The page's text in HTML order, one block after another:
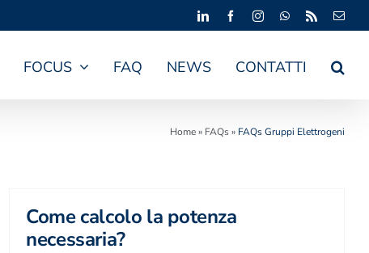
LinkedInFacebookInstagramWhatsApp
Rss
FOCUS FAQ NEWS CONTATTI
Home» FAQs» FAQs Gruppi Elettrogeni
Come calcolo la potenza
necessaria?